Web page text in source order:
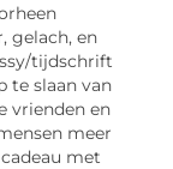
gelach, en
tijdschrift
te slaan van
vrienden en
meer
met